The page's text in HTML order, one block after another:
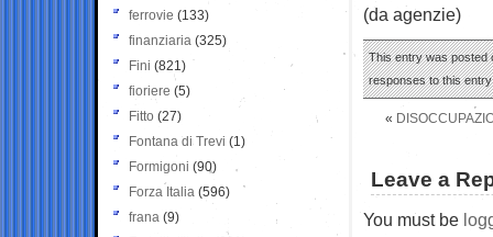
(da agenzie)
This entry was posted
responses to this
«
Leave a
You must be
ferrovie (133)
finanziaria (325)
Fini (821)
fioriere (5)
Fitto (27)
Fontana di Trevi (1)
Formigoni (90)
Forza Italia (596)
frana (9)